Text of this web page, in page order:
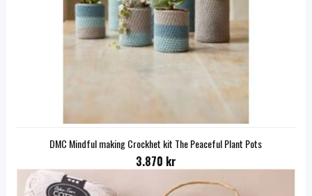
DMC Mindful making Crockhet kit The Peaceful Plant Pots
3.870 kr